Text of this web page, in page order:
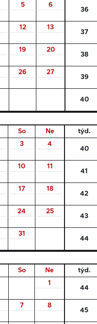
5 6
36
12 13
37
19 20
38
26 27
39
40
So Ne
týd.
3 4
40
10 11
41
17 18
42
24 25
43
31
44
So Ne
týd.
1
44
7 8
45